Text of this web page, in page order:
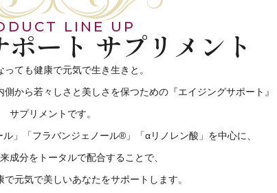
LINE UP
ート サプリメント
っても健康で元気で生き生きと。
から若々しさと美しさを保つための『エイジングサポート』
サプリメントです。
」「フラバンジェノール®」「αリノレン酸」を中心に、
成分をトータルで配合することで、
元気で美しいあなたをサポートします。